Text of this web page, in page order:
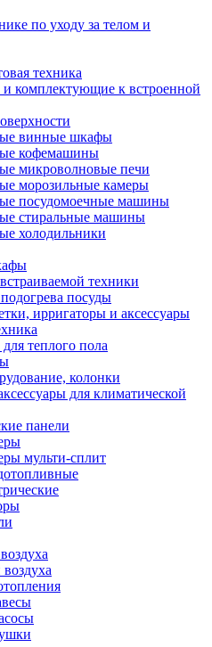
по уходу за телом и
техника
и комплектующие к встроенной
винные шкафы
кофемашины
микроволновые печи
морозильные камеры
посудомоечные машины
стиральные машины
холодильники
техники
посуды
ирригаторы и аксессуары
теплого пола
колонки
для климатической
панели
мульти-сплит